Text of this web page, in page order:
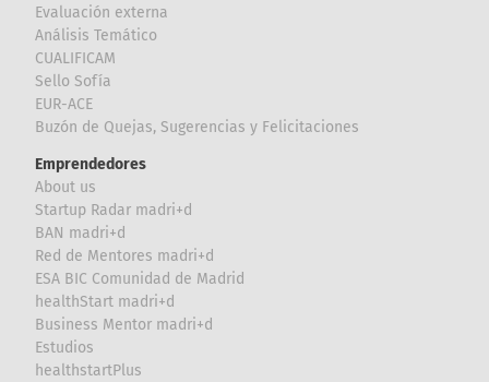
Evaluación externa
Análisis Temático
CUALIFICAM
Sello Sofía
EUR-ACE
Buzón de Quejas, Sugerencias y Felicitaciones
Emprendedores
About us
Startup Radar madri+d
BAN madri+d
Red de Mentores madri+d
ESA BIC Comunidad de Madrid
healthStart madri+d
Business Mentor madri+d
Estudios
healthstartPlus